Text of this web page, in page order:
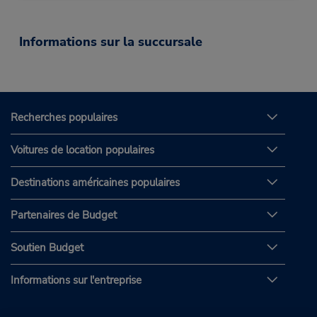
Informations sur la succursale
Recherches populaires
Voitures de location populaires
Destinations américaines populaires
Partenaires de Budget
Soutien Budget
Informations sur l'entreprise